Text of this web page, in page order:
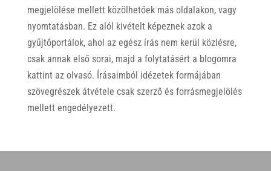
megjelölése mellett közölhetőek más oldalakon, vagy
nyomtatásban. Ez alól kivételt képeznek azok a
gyűjtőportálok, ahol az egész írás nem kerül közlésre,
csak annak első sorai, majd a folytatásért a blogomra
kattint az olvasó. Írásaimból idézetek formájában
szövegrészek átvétele csak szerző és forrásmegjelölés
mellett engedélyezett.